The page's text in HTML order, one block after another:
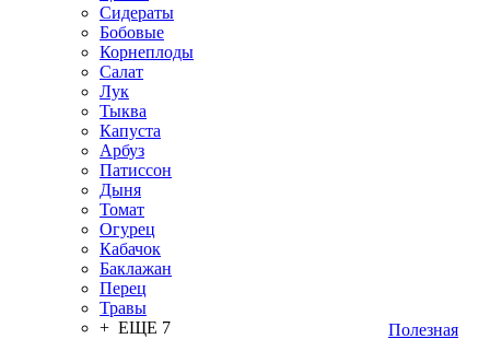
Сидераты
Бобовые
Корнеплоды
Салат
Лук
Тыква
Капуста
Арбуз
Патиссон
Дыня
Томат
Огурец
Кабачок
Баклажан
Перец
Травы
+ ЕЩЕ 7
Полезная